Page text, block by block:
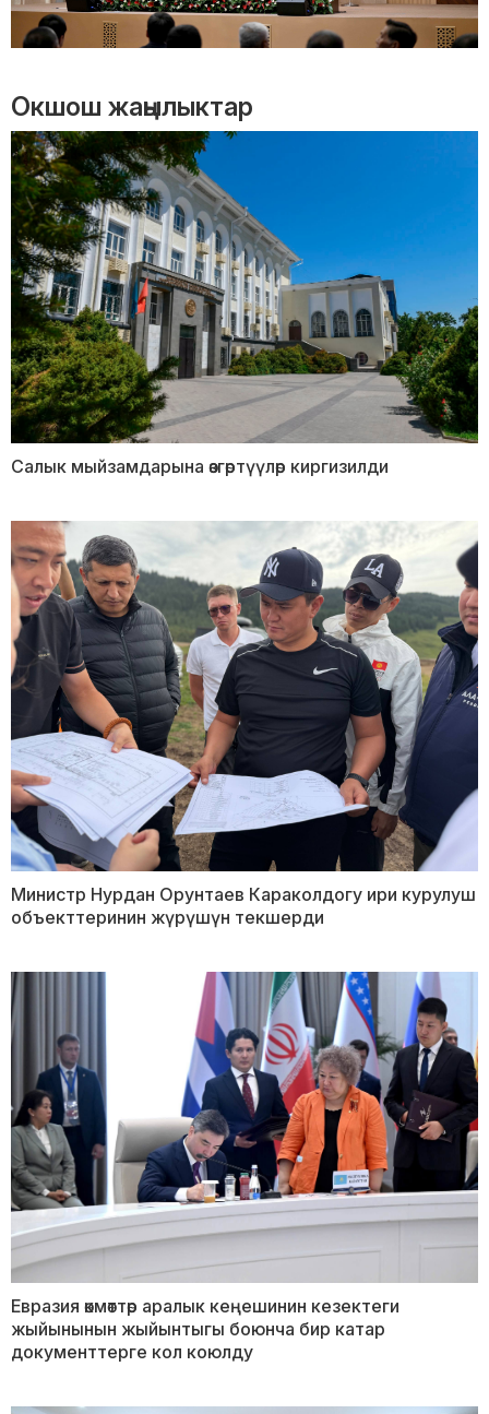
Окшош жаңылыктар
Салык мыйзамдарына өзгөртүүлөр киргизилди
Министр Нурдан Орунтаев Караколдогу ири курулуш
объекттеринин жүрүшүн текшерди
Евразия өкмөттөр аралык кеңешинин кезектеги
жыйынынын жыйынтыгы боюнча бир катар
документтерге кол коюлду